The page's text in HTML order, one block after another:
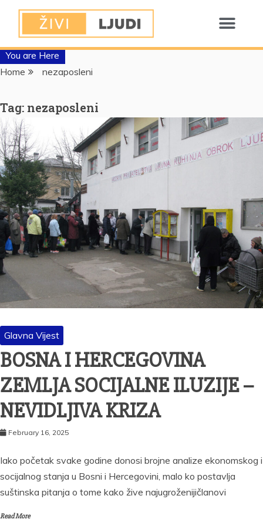
You are Here
Home
nezaposleni
Tag: nezaposleni
Glavna Vijest
BOSNA I HERCEGOVINA
ZEMLJA SOCIJALNE ILUZIJE –
NEVIDLJIVA KRIZA
February 16, 2025
Iako početak svake godine donosi brojne analize ekonomskog i
socijalnog stanja u Bosni i Hercegovini, malo ko postavlja
suštinska pitanja o tome kako žive najugroženijičlanovi
Read More